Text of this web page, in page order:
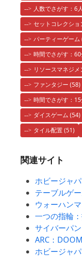
人数でさがす：6人
セットコレクショ
パーティーゲーム
時間でさがす：
リソースマネジメ
ファンタジー (58)
時間でさがす：
ダイスゲーム (54)
タイル配置(51)
関連サイト
ホビージャ
テーブルゲ
ウォーハン
一つの指輪
サイバーパ
ARC：
ホビージャ